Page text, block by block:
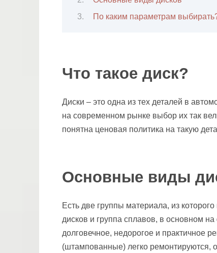
По каким параметрам
Что такое диск?
Диски – это одна из тех деталей в
на современном рынке выбор их так
понятна ценовая политика на такую
Основные виды
Есть две группы материала, из
дисков и группа сплавов, в основном
долговечное, недорогое и практичное
(штампованные) легко ремонтируются,